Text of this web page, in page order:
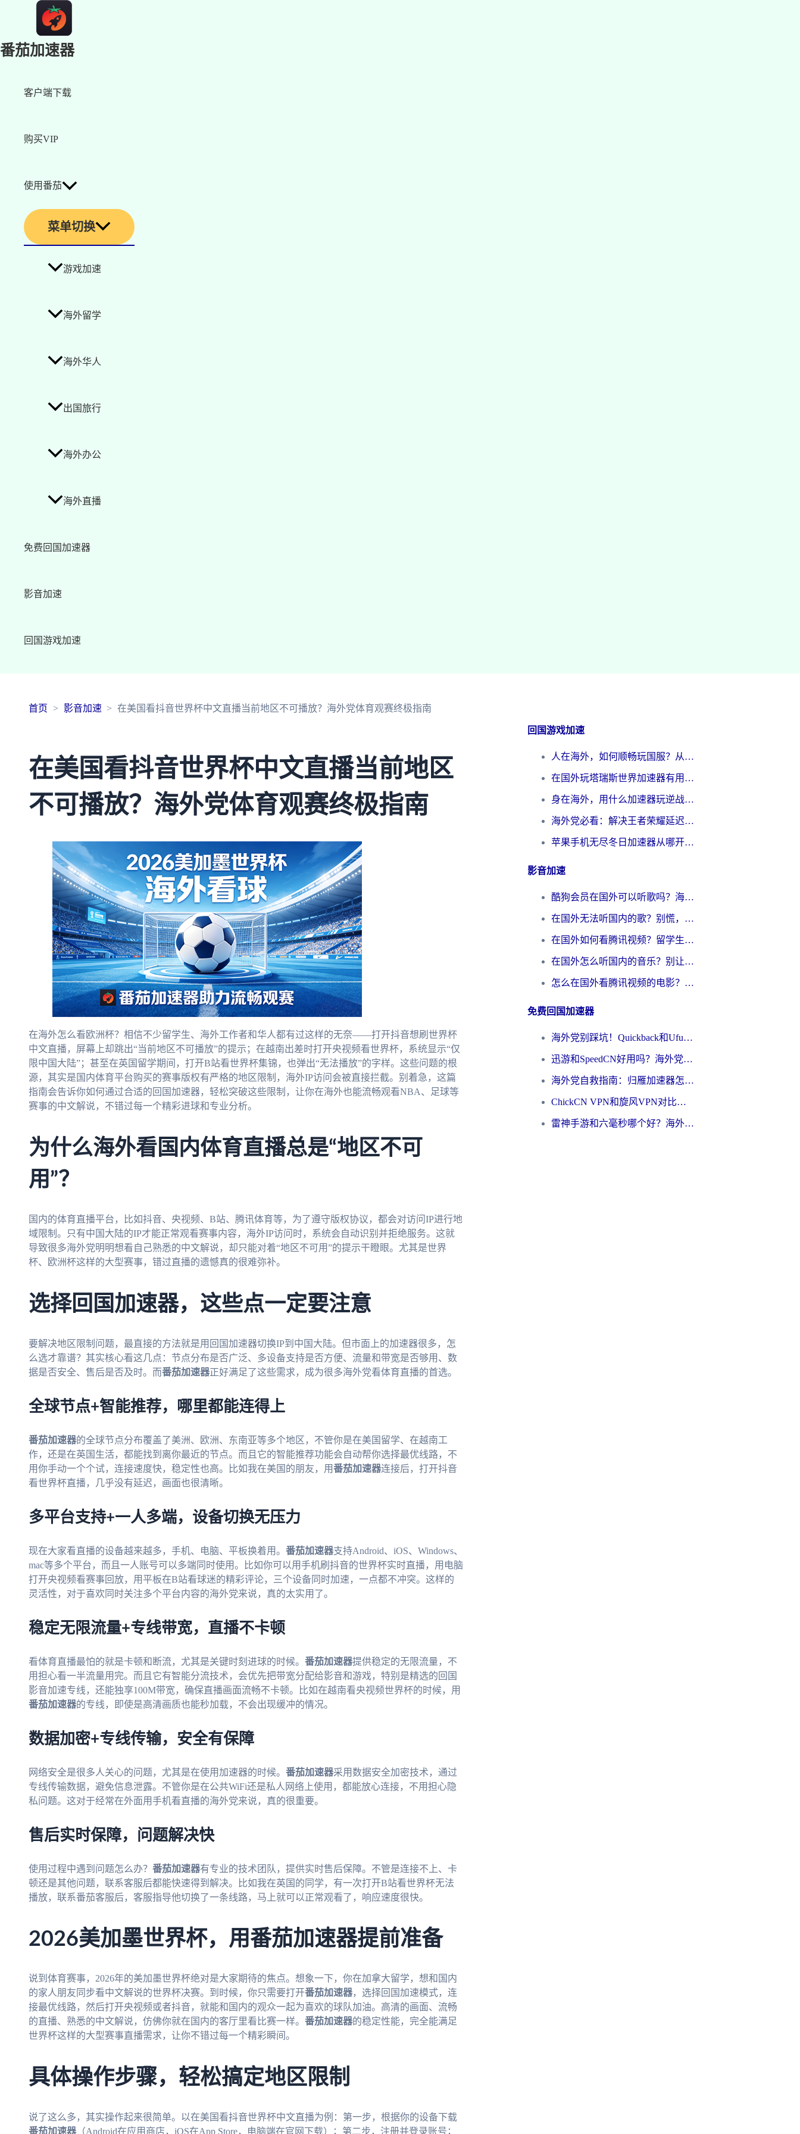
番茄加速器
客户端下载
购买VIP
使用番茄
菜单切换
游戏加速
海外留学
海外华人
出国旅行
海外办公
海外直播
免费回国加速器
影音加速
回国游戏加速
首页 影音加速 在美国看抖音世界杯中文直播当前地区不可播放？海外党体育观赛终极指南
在美国看抖音世界杯中文直播当前地区
不可播放？海外党体育观赛终极指南
在海外怎么看欧洲杯？相信不少留学生、海外工作者和华人都有过这样的无奈——打开抖音想刷世界杯
中文直播，屏幕上却跳出“当前地区不可播放”的提示；在越南出差时打开央视频看世界杯，系统显示“仅
限中国大陆”；甚至在英国留学期间，打开B站看世界杯集锦，也弹出“无法播放”的字样。这些问题的根
源，其实是国内体育平台购买的赛事版权有严格的地区限制，海外IP访问会被直接拦截。别着急，这篇
指南会告诉你如何通过合适的回国加速器，轻松突破这些限制，让你在海外也能流畅观看NBA、足球等
赛事的中文解说，不错过每一个精彩进球和专业分析。
为什么海外看国内体育直播总是“地区不可
用”？
国内的体育直播平台，比如抖音、央视频、B站、腾讯体育等，为了遵守版权协议，都会对访问IP进行地
域限制。只有中国大陆的IP才能正常观看赛事内容，海外IP访问时，系统会自动识别并拒绝服务。这就
导致很多海外党明明想看自己熟悉的中文解说，却只能对着“地区不可用”的提示干瞪眼。尤其是世界
杯、欧洲杯这样的大型赛事，错过直播的遗憾真的很难弥补。
选择回国加速器，这些点一定要注意
要解决地区限制问题，最直接的方法就是用回国加速器切换IP到中国大陆。但市面上的加速器很多，怎
么选才靠谱？其实核心看这几点：节点分布是否广泛、多设备支持是否方便、流量和带宽是否够用、数
据是否安全、售后是否及时。而番茄加速器正好满足了这些需求，成为很多海外党看体育直播的首选。
全球节点+智能推荐，哪里都能连得上
番茄加速器的全球节点分布覆盖了美洲、欧洲、东南亚等多个地区，不管你是在美国留学、在越南工
作，还是在英国生活，都能找到离你最近的节点。而且它的智能推荐功能会自动帮你选择最优线路，不
用你手动一个个试，连接速度快，稳定性也高。比如我在美国的朋友，用番茄加速器连接后，打开抖音
看世界杯直播，几乎没有延迟，画面也很清晰。
多平台支持+一人多端，设备切换无压力
现在大家看直播的设备越来越多，手机、电脑、平板换着用。 番茄加速器支持Android、iOS、Windows、
mac等多个平台，而且一人账号可以多端同时使用。比如你可以用手机刷抖音的世界杯实时直播，用电脑
打开央视频看赛事回放，用平板在B站看球迷的精彩评论，三个设备同时加速，一点都不冲突。这样的
灵活性，对于喜欢同时关注多个平台内容的海外党来说，真的太实用了。
稳定无限流量+专线带宽，直播不卡顿
看体育直播最怕的就是卡顿和断流，尤其是关键时刻进球的时候。 番茄加速器提供稳定的无限流量，不
用担心看一半流量用完。而且它有智能分流技术，会优先把带宽分配给影音和游戏，特别是精选的回国
影音加速专线，还能独享100M带宽，确保直播画面流畅不卡顿。比如在越南看央视频世界杯的时候，用
番茄加速器的专线，即使是高清画质也能秒加载，不会出现缓冲的情况。
数据加密+专线传输，安全有保障
网络安全是很多人关心的问题，尤其是在使用加速器的时候。 番茄加速器采用数据安全加密技术，通过
专线传输数据，避免信息泄露。不管你是在公共WiFi还是私人网络上使用，都能放心连接，不用担心隐
私问题。这对于经常在外面用手机看直播的海外党来说，真的很重要。
售后实时保障，问题解决快
使用过程中遇到问题怎么办？ 番茄加速器有专业的技术团队，提供实时售后保障。不管是连接不上、卡
顿还是其他问题，联系客服后都能快速得到解决。比如我在英国的同学，有一次打开B站看世界杯无法
播放，联系番茄客服后，客服指导他切换了一条线路，马上就可以正常观看了，响应速度很快。
2026美加墨世界杯，用番茄加速器提前准备
说到体育赛事，2026年的美加墨世界杯绝对是大家期待的焦点。想象一下，你在加拿大留学，想和国内
的家人朋友同步看中文解说的世界杯决赛。到时候，你只需要打开番茄加速器，选择回国加速模式，连
接最优线路，然后打开央视频或者抖音，就能和国内的观众一起为喜欢的球队加油。高清的画面、流畅
的直播、熟悉的中文解说，仿佛你就在国内的客厅里看比赛一样。 番茄加速器的稳定性能，完全能满足
世界杯这样的大型赛事直播需求，让你不错过每一个精彩瞬间。
具体操作步骤，轻松搞定地区限制
说了这么多，其实操作起来很简单。以在美国看抖音世界杯中文直播为例：第一步，根据你的设备下载
番茄加速器（Android在应用商店，iOS在App Store，电脑端在官网下载）；第二步，注册并登录账号；
回国游戏加速
人在海外，如何顺畅玩国服？从《王者荣耀》到《云图计划》的加速器终极指南
在国外玩塔瑞斯世界加速器有用吗？海外玩家亲测后的真实答案
身在海外，用什么加速器玩逆战才能告别延迟？
海外党必看：解决王者荣耀延迟的加速器终极指南——从EVE到猫和老鼠，一个工具全搞定
苹果手机无尽冬日加速器从哪开启？海外玩家的冬日生存指南
影音加速
酷狗会员在国外可以听歌吗？海外党亲测有效：3步解决音乐权限难题
在国外无法听国内的歌？别慌，这样操作就能畅听QQ音乐（附亲测加速器推荐）
在国外如何看腾讯视频？留学生亲测有效的回国加速方案
在国外怎么听国内的音乐？别让版权限制断了你的华语歌单
怎么在国外看腾讯视频的电影？海外党亲测有效的回国加速指南
免费回国加速器
海外党别踩坑！Quickback和UfunR好用吗？选对回国加速器才能无缝刷国内资源
迅游和SpeedCN好用吗？海外党如何破解那道看不见的墙
海外党自救指南：归雁加速器怎么样？教你避开坑实现国内资源无缝访问
ChickCN VPN和旋风VPN对比哪个回国效果更好？海外用户的选择困境与出路
雷神手游和六毫秒哪个好？海外党如何真正解锁国内资源